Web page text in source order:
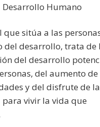
Desarrollo Humano
que sitúa a las
del desarrollo, trata de
del desarrollo
del aumento de
y del disfrute de la
vivir la vida que